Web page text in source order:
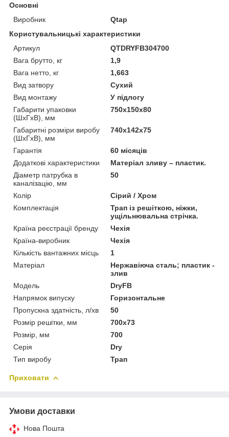
Основні
Виробник
Qtap
Користувальницькі характеристики
Артикул
QTDRYFB304700
Вага брутто, кг
1,9
Вага нетто, кг
1,663
Вид затвору
Сухий
Вид монтажу
У підлогу
Габарити упаковки
(ШхГхВ), мм
750х150х80
Габаритні розміри виробу
(ШхГхВ), мм
740х142х75
Гарантія
60 місяців
Додаткові характеристики
Матеріал зливу – пластик.
Діаметр патрубка в
каналізацію, мм
50
Колір
Сірий / Хром
Комплектація
Трап із решіткою, ніжки,
ущільнювальна стрічка.
Країна реєстрації бренду
Чехія
Країна-виробник
Чехія
Кількість вантажних місць
1
Матеріал
Нержавіюча сталь; пластик -
злив
Мoдель
DryFB
Напрямок випуску
Горизонтальне
Пропускна здатність, л/хв
50
Розмір решітки, мм
700х73
Розмір, мм
700
Серія
Dry
Тип виробу
Трап
Приховати
Умови доставки
Нова Пошта